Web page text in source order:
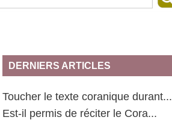
DERNIERS ARTICLES
Toucher le texte coranique durant...
Est-il permis de réciter le Cora...